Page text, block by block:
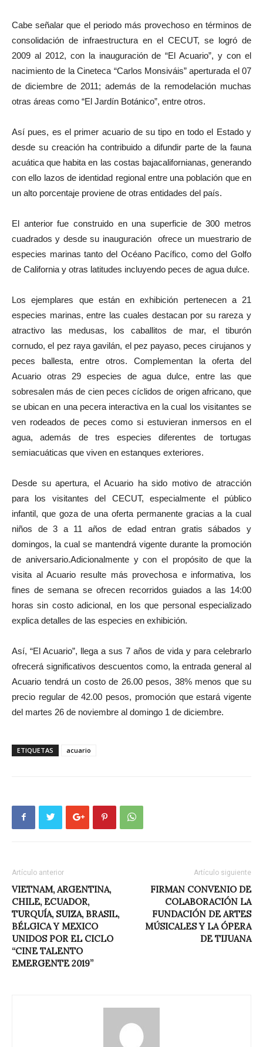
Cabe señalar que el periodo más provechoso en términos de
consolidación de infraestructura en el CECUT, se logró de
2009 al 2012, con la inauguración de “El Acuario”, y con el
nacimiento de la Cineteca “Carlos Monsiváis” aperturada el 07
de diciembre de 2011; además de la remodelación muchas
otras áreas como “El Jardín Botánico”, entre otros.
Así pues, es el primer acuario de su tipo en todo el Estado y
desde su creación ha contribuido a difundir parte de la fauna
acuática que habita en las costas bajacalifornianas, generando
con ello lazos de identidad regional entre una población que en
un alto porcentaje proviene de otras entidades del país.
El anterior fue construido en una superficie de 300 metros
cuadrados y desde su inauguración ofrece un muestrario de
especies marinas tanto del Océano Pacífico, como del Golfo
de California y otras latitudes incluyendo peces de agua dulce.
Los ejemplares que están en exhibición pertenecen a 21
especies marinas, entre las cuales destacan por su rareza y
atractivo las medusas, los caballitos de mar, el tiburón
cornudo, el pez raya gavilán, el pez payaso, peces cirujanos y
peces ballesta, entre otros. Complementan la oferta del
Acuario otras 29 especies de agua dulce, entre las que
sobresalen más de cien peces cíclidos de origen africano, que
se ubican en una pecera interactiva en la cual los visitantes se
ven rodeados de peces como si estuvieran inmersos en el
agua, además de tres especies diferentes de tortugas
semiacuáticas que viven en estanques exteriores.
Desde su apertura, el Acuario ha sido motivo de atracción
para los visitantes del CECUT, especialmente el público
infantil, que goza de una oferta permanente gracias a la cual
niños de 3 a 11 años de edad entran gratis sábados y
domingos, la cual se mantendrá vigente durante la promoción
de aniversario.Adicionalmente y con el propósito de que la
visita al Acuario resulte más provechosa e informativa, los
fines de semana se ofrecen recorridos guiados a las 14:00
horas sin costo adicional, en los que personal especializado
explica detalles de las especies en exhibición.
Así, “El Acuario”, llega a sus 7 años de vida y para celebrarlo
ofrecerá significativos descuentos como, la entrada general al
Acuario tendrá un costo de 26.00 pesos, 38% menos que su
precio regular de 42.00 pesos, promoción que estará vigente
del martes 26 de noviembre al domingo 1 de diciembre.
ETIQUETAS acuario
Artículo anterior
VIETNAM, ARGENTINA,
CHILE, ECUADOR,
TURQUÍA, SUIZA, BRASIL,
BÉLGICA Y MEXICO
UNIDOS POR EL CICLO
“CINE TALENTO
EMERGENTE 2019”
Artículo siguiente
FIRMAN CONVENIO DE
COLABORACIÓN LA
FUNDACIÓN DE ARTES
MÚSICALES Y LA ÓPERA
DE TIJUANA